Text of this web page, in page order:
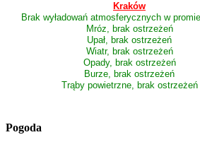
Kraków
Brak wyładowań atmosferycznych w
Mróz, brak ostrzeżeń
Upał, brak ostrzeżeń
Wiatr, brak ostrzeżeń
Opady, brak ostrzeżeń
Burze, brak ostrzeżeń
Trąby powietrzne, brak ostrzeżeń
Pogoda